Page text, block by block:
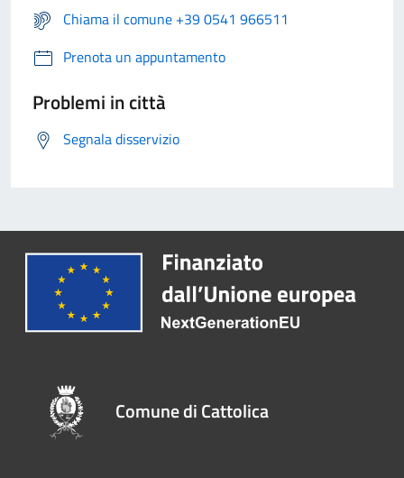
Chiama il comune +39 0541 966511
Prenota un appuntamento
Problemi in città
Segnala disservizio
Comune di Cattolica